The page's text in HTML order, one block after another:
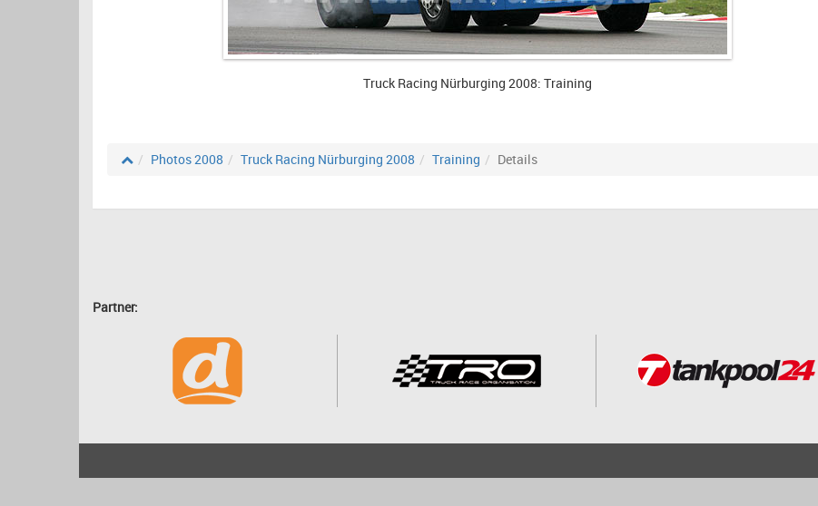
Truck Racing Nürburging 2008: Training
Photos 2008 Truck Racing Nürburging 2008 Training Details
Partner: